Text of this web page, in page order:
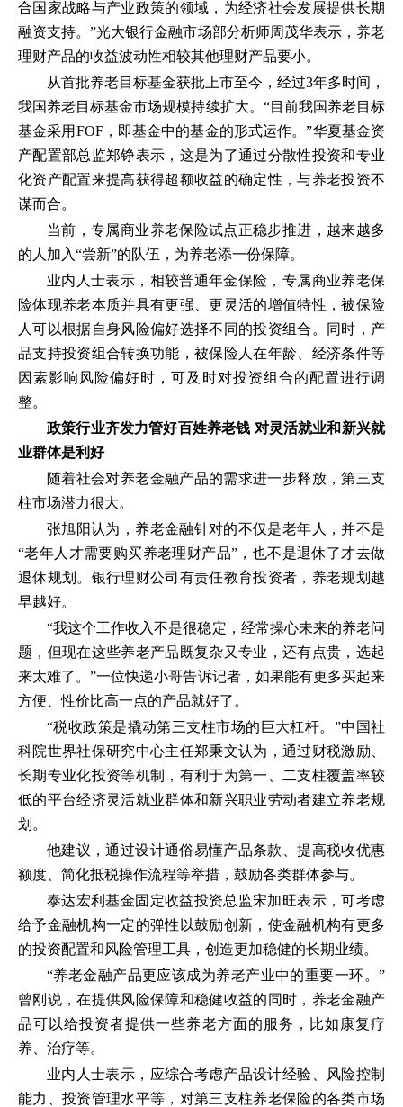
合国家战略与产业政策的领域，为经济社会发展提供长期
融资支持。”光大银行金融市场部分析师周茂华表示，养老
理财产品的收益波动性相较其他理财产品要小。
从首批养老目标基金获批上市至今，经过3年多时间，
我国养老目标基金市场规模持续扩大。“目前我国养老目标
基金采用FOF，即基金中的基金的形式运作。”华夏基金资
产配置部总监郑铮表示，这是为了通过分散性投资和专业
化资产配置来提高获得超额收益的确定性，与养老投资不
谋而合。
当前，专属商业养老保险试点正稳步推进，越来越多
的人加入“尝新”的队伍，为养老添一份保障。
业内人士表示，相较普通年金保险，专属商业养老保
险体现养老本质并具有更强、更灵活的增值特性，被保险
人可以根据自身风险偏好选择不同的投资组合。同时，产
品支持投资组合转换功能，被保险人在年龄、经济条件等
因素影响风险偏好时，可及时对投资组合的配置进行调
整。
政策行业齐发力管好百姓养老钱 对灵活就业和新兴就
业群体是利好
随着社会对养老金融产品的需求进一步释放，第三支
柱市场潜力很大。
张旭阳认为，养老金融针对的不仅是老年人，并不是
“老年人才需要购买养老理财产品”，也不是退休了才去做
退休规划。银行理财公司有责任教育投资者，养老规划越
早越好。
“我这个工作收入不是很稳定，经常操心未来的养老问
题，但现在这些养老产品既复杂又专业，还有点贵，选起
来太难了。”一位快递小哥告诉记者，如果能有更多买起来
方便、性价比高一点的产品就好了。
“税收政策是撬动第三支柱市场的巨大杠杆。”中国社
科院世界社保研究中心主任郑秉文认为，通过财税激励、
长期专业化投资等机制，有利于为第一、二支柱覆盖率较
低的平台经济灵活就业群体和新兴职业劳动者建立养老规
划。
他建议，通过设计通俗易懂产品条款、提高税收优惠
额度、简化抵税操作流程等举措，鼓励各类群体参与。
泰达宏利基金固定收益投资总监宋加旺表示，可考虑
给予金融机构一定的弹性以鼓励创新，使金融机构有更多
的投资配置和风险管理工具，创造更加稳健的长期业绩。
“养老金融产品更应该成为养老产业中的重要一环。”
曾刚说，在提供风险保障和稳健收益的同时，养老金融产
品可以给投资者提供一些养老方面的服务，比如康复疗
养、治疗等。
业内人士表示，应综合考虑产品设计经验、风险控制
能力、投资管理水平等，对第三支柱养老保险的各类市场